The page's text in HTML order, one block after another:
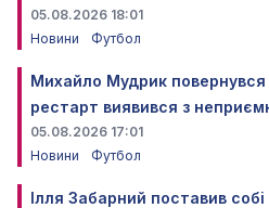
05.08.2026 18:01
Новини
Футбол
Михайло Мудрик повернувся
рестарт виявився з
05.08.2026 17:01
Новини
Футбол
Ілля Забарний поставив